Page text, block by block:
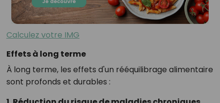
Calculez votre IMG
Effets à long terme
À long terme, les effets d'un rééquilibrage alimentaire
sont profonds et durables :